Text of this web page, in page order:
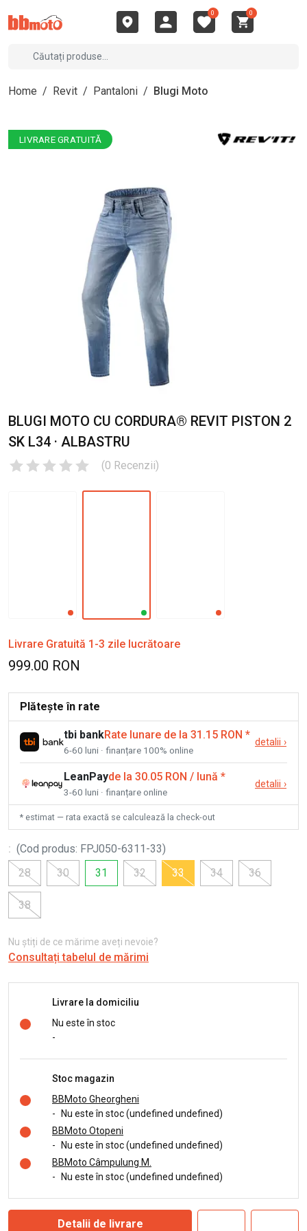
0 0
Home / Revit / Pantaloni / Blugi Moto
LIVRARE GRATUITĂ
BLUGI MOTO CU CORDURA® REVIT PISTON 2
SK L34 · ALBASTRU
(0 Recenzii)
Livrare Gratuită 1-3 zile lucrătoare
999.00 RON
Plătește în rate
tbi bankRate lunare de la 31.15 RON *
6-60 luni · finanțare 100% online
detalii ›
LeanPayde la 30.05 RON / lună *
3-60 luni · finanțare online
detalii ›
* estimat — rata exactă se calculează la check-out
: (Cod produs: FPJ050-6311-33)
28
30 31 32 33 34 36
38
Nu știți de ce mărime aveți nevoie?
Consultați tabelul de mărimi
Livrare la domiciliu
Nu este în stoc
-
Stoc magazin
BBMoto Gheorgheni
-
Nu este în stoc (undefined undefined)
BBMoto Otopeni
-
Nu este în stoc (undefined undefined)
BBMoto Câmpulung M.
-
Nu este în stoc (undefined undefined)
Detalii de livrare